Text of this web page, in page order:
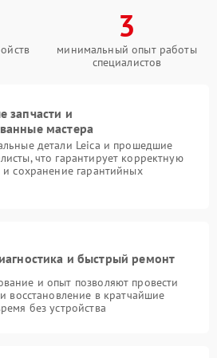
3
минимальный опыт работы
специалистов
запчасти и
мастера
детали Leica и прошедшие
что гарантирует корректную
сохранение гарантийных
и быстрый ремонт
и опыт позволяют провести
восстановление в кратчайшие
без устройства